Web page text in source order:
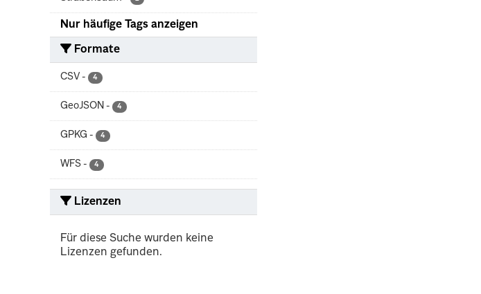
Nur häufige Tags anzeigen
Formate
CSV - 4
GeoJSON - 4
GPKG - 4
WFS - 4
Lizenzen
Für diese Suche wurden keine
Lizenzen gefunden.